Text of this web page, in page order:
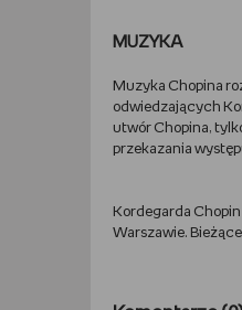
MUZYKA
Muzyka Chopina
odwiedzających
utwór Chopina,
przekazania
Kordegarda
Warszawie.